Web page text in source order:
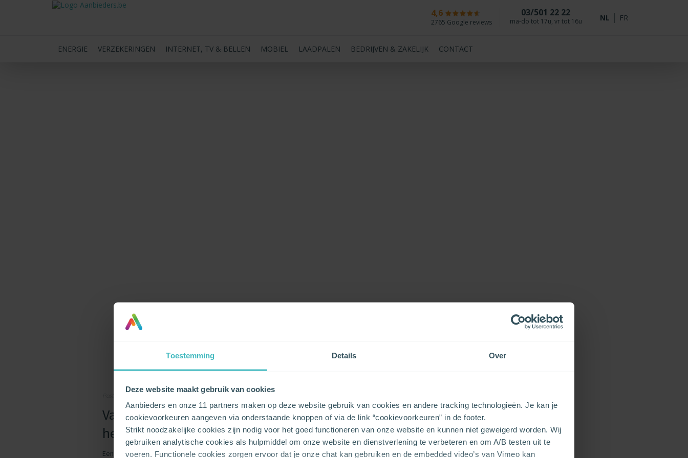
Toestemming Details Over
Deze website maakt gebruik van cookies
Aanbieders en onze 11 partners maken op deze website gebruik van cookies en andere tracking technologieën. Je kan je
cookievoorkeuren aangeven via onderstaande knoppen of via de link “cookievoorkeuren” in de footer.
Strikt noodzakelijke cookies zijn nodig voor het goed functioneren van onze website en kunnen niet geweigerd worden. Wij
gebruiken analytische cookies als hulpmiddel om onze website en dienstverlening te verbeteren en om A/B testen uit te
voeren. Functionele cookies zorgen ervoor dat je onze chat kan gebruiken en de embedded video’s van Vimeo kan
4,6
2765 Google reviews
03/501 22 22
ma-do tot 17u, vr tot 16u NL FR
ENERGIE VERZEKERINGEN INTERNET, TV & BELLEN MOBIEL LAADPALEN BEDRIJVEN & ZAKELIJK CONTACT
Vast of variabel energietarief: wat is
het beste voor jouw gezin?
Een nieuwe energieleverancier kiezen en beslissen welke formule het